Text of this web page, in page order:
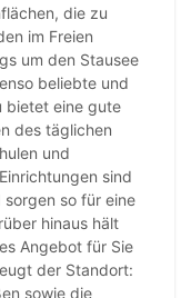
die zu
im Freien
um den Stausee
beliebte und
bietet eine gute
des täglichen
und
sind
so für eine
hinaus hält
Angebot für Sie
der Standort:
sowie die